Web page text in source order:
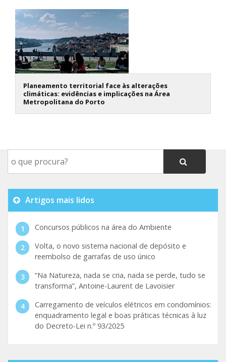
Planeamento territorial face às alterações
climáticas: evidências e implicações na Área
Metropolitana do Porto
Artigos mais lidos
Concursos públicos na área do Ambiente
Volta, o novo sistema nacional de depósito e
reembolso de garrafas de uso único
“Na Natureza, nada se cria, nada se perde, tudo se
transforma”, Antoine-Laurent de Lavoisier
Carregamento de veículos elétricos em condomínios:
enquadramento legal e boas práticas técnicas à luz
do Decreto-Lei n.º 93/2025